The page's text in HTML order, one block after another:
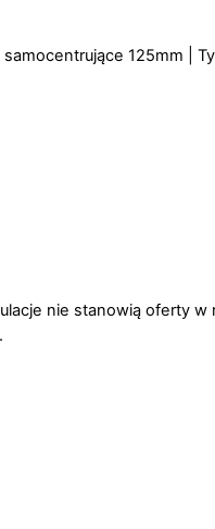
125mm |
nie stanowią oferty w